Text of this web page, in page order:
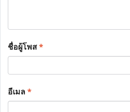
ชื่อผู้โพส*
อีเมล*